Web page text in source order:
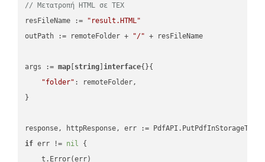
// Μετατροπή HTML σε TEX
resFileName :=
"result.HTML"
outPath := remoteFolder +
"/" + resFileName
args := map string ]interface{}{
"folder" : remoteFolder,
}
if err != nil {
    t.Error(err)